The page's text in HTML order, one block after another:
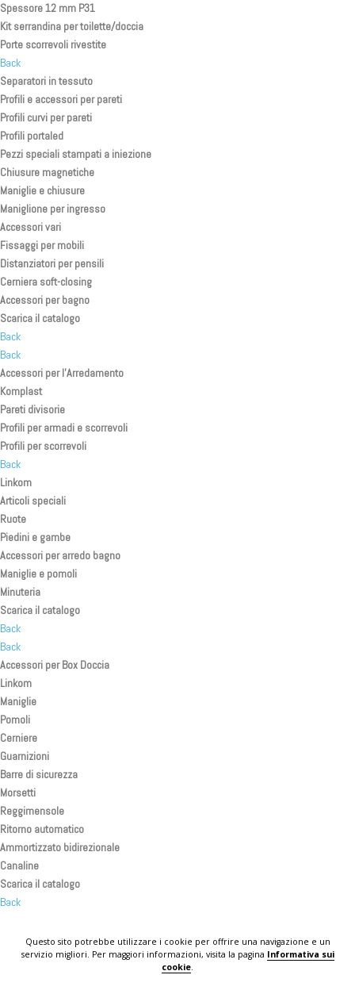
Questo sito potrebbe utilizzare i cookie per offrire una navigazione e un
servizio migliori. Per maggiori informazioni, visita la pagina Informativa sui
cookie.
Spessore 12 mm P31
Kit serrandina per toilette/doccia
Porte scorrevoli rivestite
Back
Separatori in tessuto
Profili e accessori per pareti
Profili curvi per pareti
Profili portaled
Pezzi speciali stampati a iniezione
Chiusure magnetiche
Maniglie e chiusure
Maniglione per ingresso
Accessori vari
Fissaggi per mobili
Distanziatori per pensili
Cerniera soft-closing
Accessori per bagno
Scarica il catalogo
Back
Back
Accessori per l’Arredamento
Komplast
Pareti divisorie
Profili per armadi e scorrevoli
Profili per scorrevoli
Back
Linkom
Articoli speciali
Ruote
Piedini e gambe
Accessori per arredo bagno
Maniglie e pomoli
Minuteria
Scarica il catalogo
Back
Back
Accessori per Box Doccia
Linkom
Maniglie
Pomoli
Cerniere
Guarnizioni
Barre di sicurezza
Morsetti
Reggimensole
Ritorno automatico
Ammortizzato bidirezionale
Canaline
Scarica il catalogo
Back
KOMPLAST IN THE WORLD